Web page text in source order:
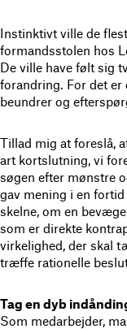
Instinktivt ville de
formandsstolen hos
De ville have følt sig
forandring. For det er
beundrer og
Tillad mig at foreslå,
art kortslutning, vi
søgen efter mønstre
gav mening i en
skelne, om en
som er direkte
virkelighed, der skal
træffe rationelle
Tag en dyb
Som medarbejder,